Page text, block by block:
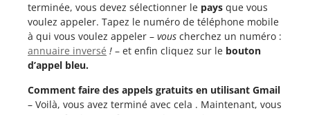
terminée, vous devez sélectionner le pays que vous
voulez appeler. Tapez le numéro de téléphone mobile
à qui vous voulez appeler – vous cherchez un numéro :
annuaire inversé ! – et enfin cliquez sur le bouton
d’appel bleu.
Comment faire des appels gratuits en utilisant Gmail
– Voilà, vous avez terminé avec cela . Maintenant, vous